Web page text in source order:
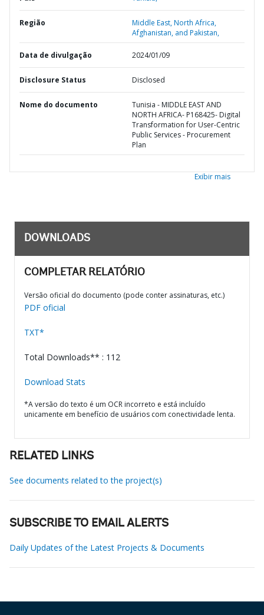
Região
Middle East, North Africa,
Afghanistan, and Pakistan,
Data de divulgação 2024/01/09
Disclosure Status Disclosed
Nome do documento
Tunisia - MIDDLE EAST AND
NORTH AFRICA- P168425- Digital
Transformation for User-Centric
Public Services - Procurement
Plan
Exibir mais
DOWNLOADS
COMPLETAR RELATÓRIO
Versão oficial do documento (pode conter assinaturas, etc.)
PDF oficial
TXT*
Total Downloads** : 112
Download Stats
*A versão do texto é um OCR incorreto e está incluído
unicamente em benefício de usuários com conectividade lenta.
RELATED LINKS
See documents related to the project(s)
SUBSCRIBE TO EMAIL ALERTS
Daily Updates of the Latest Projects & Documents